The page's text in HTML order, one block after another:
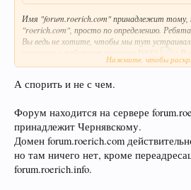
Имя "forum.roerich.com" принадлежит тому,
"roerich.com", просто по определению.
Вы ведь не хотите, чтобы мы тут
Нажмите, чтобы
А спорить и не с чем.
Форум находится на сервере
принадлежит Чернявскому.
Домен forum.roerich.com
но там ничего нет, кроме
forum.roerich.info.